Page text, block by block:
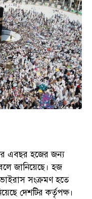
এবছর হজের জন্য
জানিয়েছে। হজ
সংক্রমণ হতে
দেশটির কর্তৃপক্ষ।